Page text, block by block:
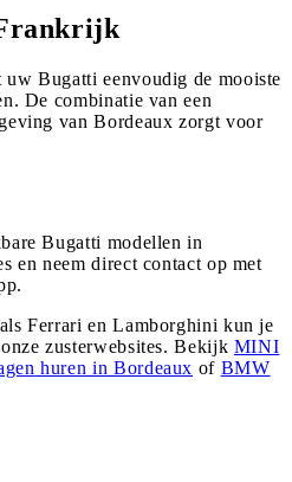
Bugatti eenvoudig de mooiste
De combinatie van een
van Bordeaux zorgt voor
Bugatti modellen in
en neem direct contact op met
Ferrari en Lamborghini kun je
zusterwebsites. Bekijk MINI
huren in Bordeaux of BMW